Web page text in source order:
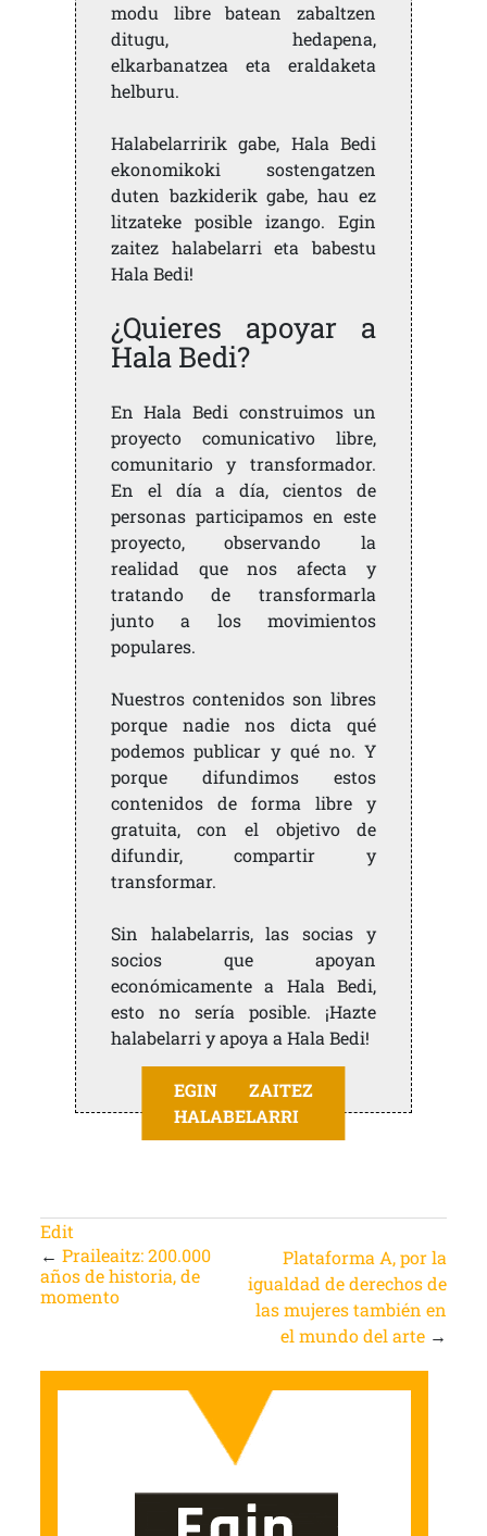
modu libre batean zabaltzen
ditugu, hedapena,
elkarbanatzea eta eraldaketa
helburu.
Halabelarririk gabe, Hala Bedi
ekonomikoki sostengatzen
duten bazkiderik gabe, hau ez
litzateke posible izango. Egin
zaitez halabelarri eta babestu
Hala Bedi!
¿Quieres apoyar a
Hala Bedi?
En Hala Bedi construimos un
proyecto comunicativo libre,
comunitario y transformador.
En el día a día, cientos de
personas participamos en este
proyecto, observando la
realidad que nos afecta y
tratando de transformarla
junto a los movimientos
populares.
Nuestros contenidos son libres
porque nadie nos dicta qué
podemos publicar y qué no. Y
porque difundimos estos
contenidos de forma libre y
gratuita, con el objetivo de
difundir, compartir y
transformar.
Sin halabelarris, las socias y
socios que apoyan
económicamente a Hala Bedi,
esto no sería posible. ¡Hazte
halabelarri y apoya a Hala Bedi!
EGIN ZAITEZ
HALABELARRI
Edit
← Praileaitz: 200.000
años de historia, de
momento
Plataforma A, por la
igualdad de derechos de
las mujeres también en
el mundo del arte →